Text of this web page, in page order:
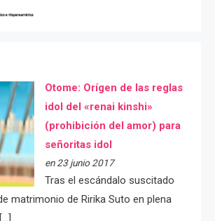
Otome: Orígen de las reglas
idol del «renai kinshi»
(prohibición del amor) para
señoritas idol
en 23 junio 2017
Tras el escándalo suscitado
matrimonio de Ririka Suto en plena